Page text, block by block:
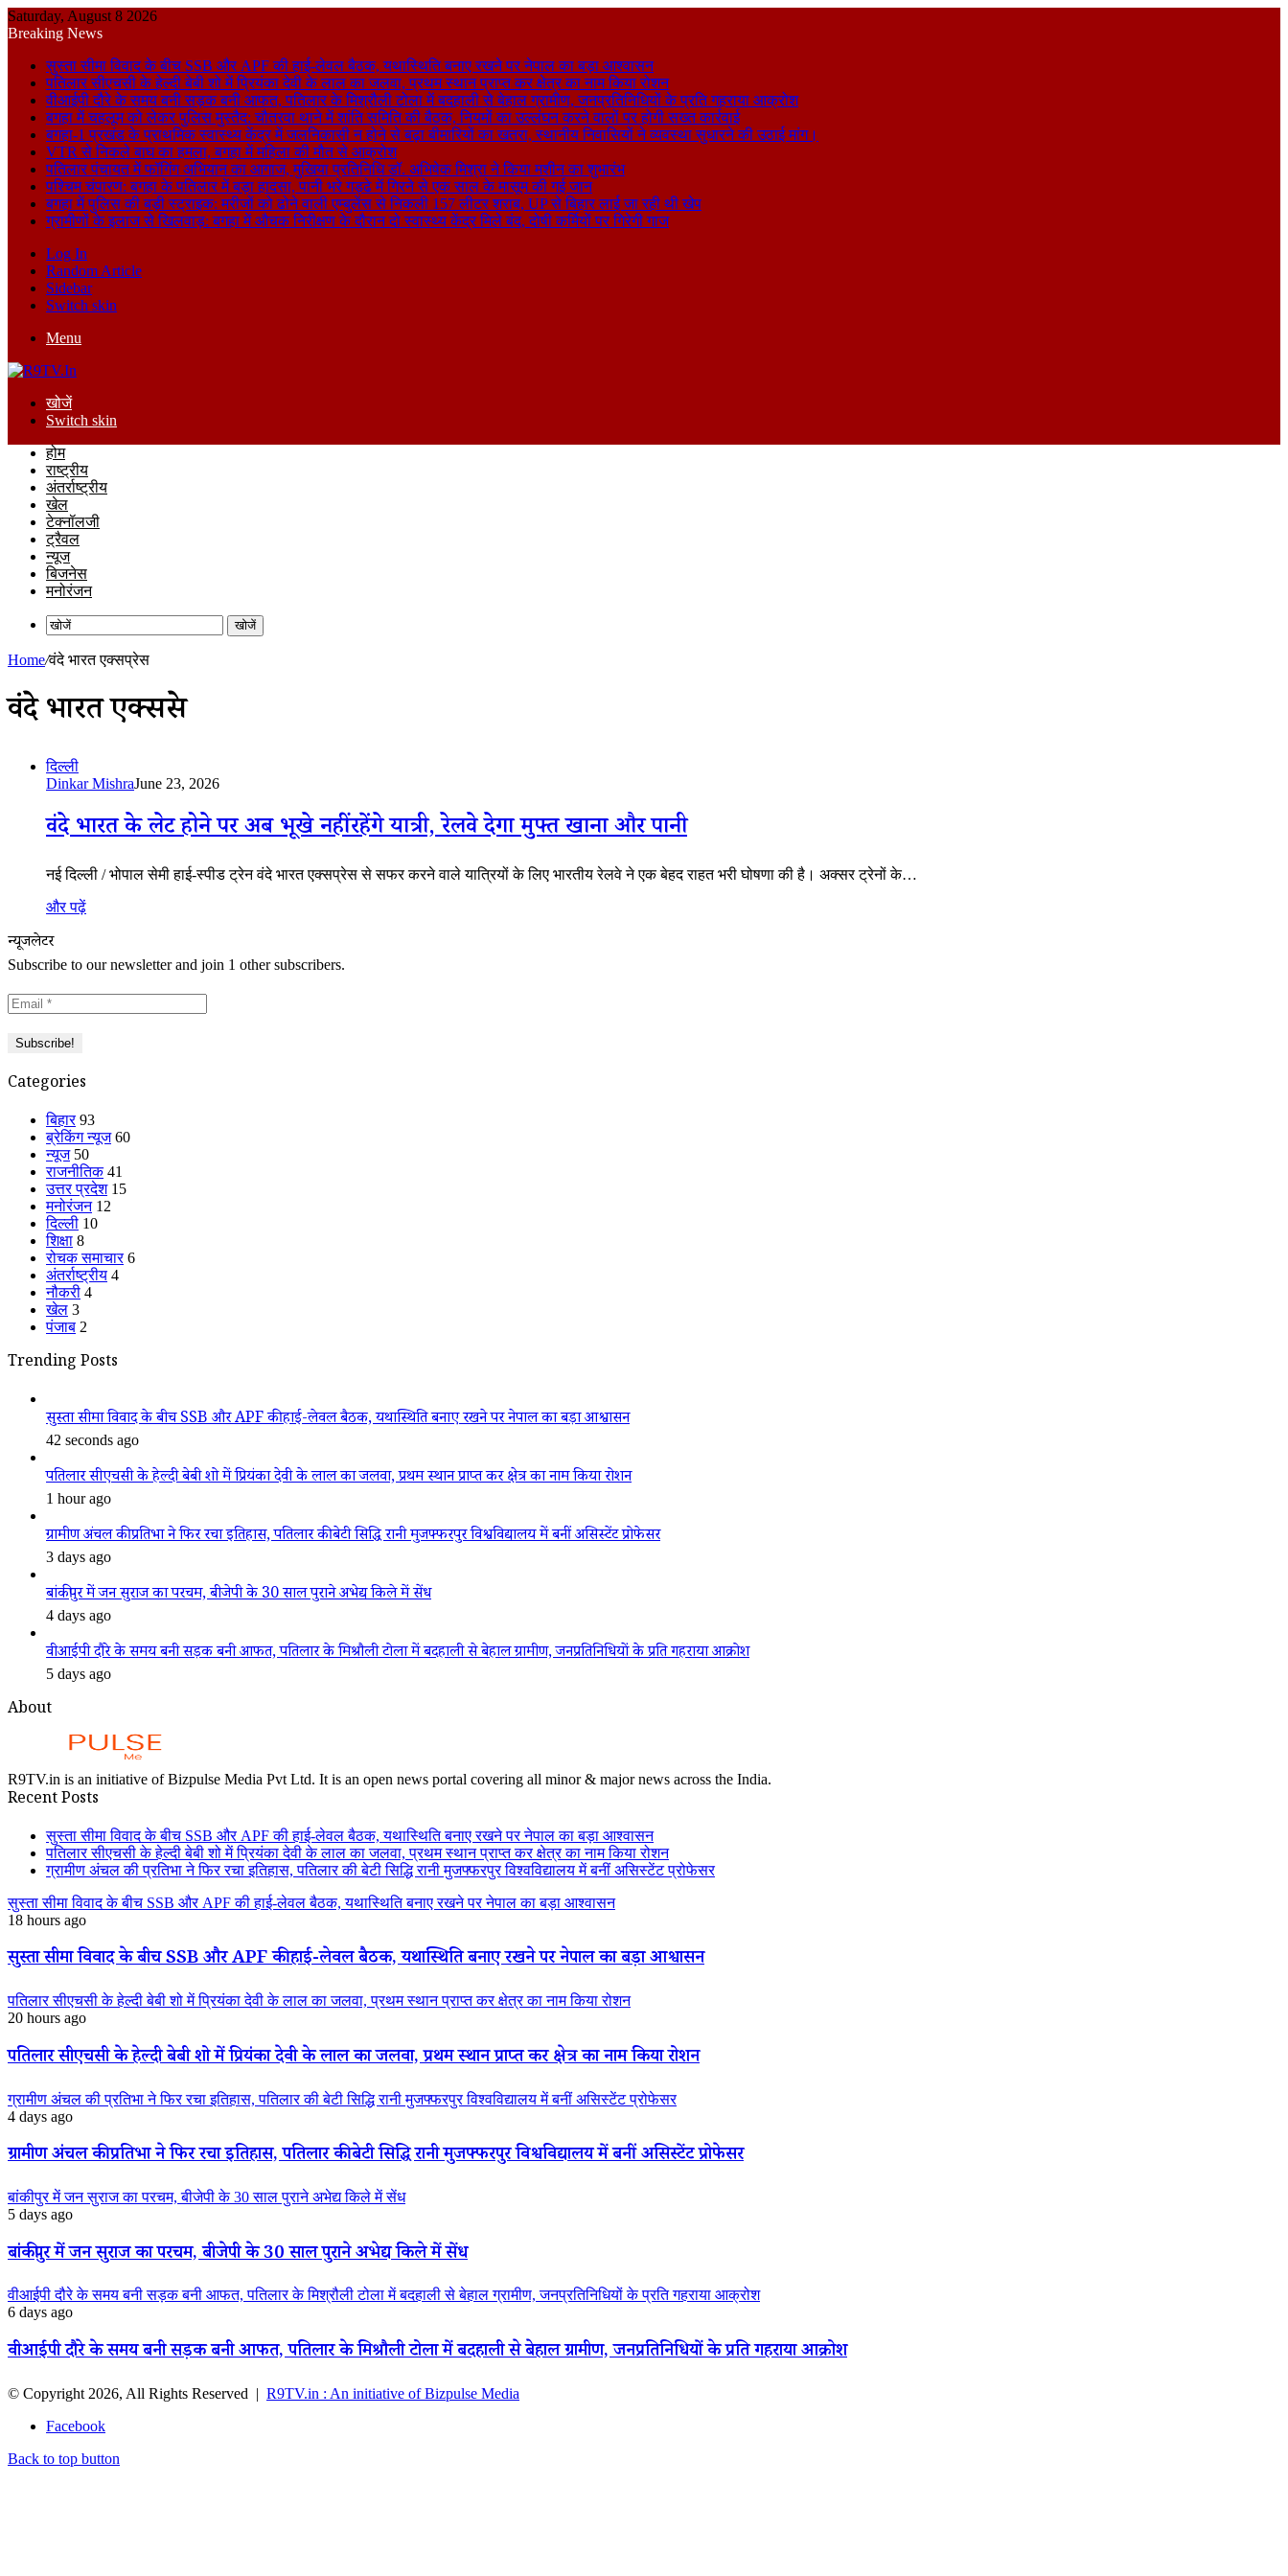
Saturday, August 8 2026
Breaking News
सुस्ता सीमा विवाद के बीच SSB और APF की हाई-लेवल बैठक, यथास्थिति बनाए रखने पर नेपाल का बड़ा आश्वासन
पतिलार सीएचसी के हेल्दी बेबी शो में प्रियंका देवी के लाल का जलवा, प्रथम स्थान प्राप्त कर क्षेत्र का नाम किया रोशन
वीआईपी दौरे के समय बनी सड़क बनी आफत, पतिलार के मिश्रौली टोला में बदहाली से बेहाल ग्रामीण, जनप्रतिनिधियों के प्रति गहराया आक्रोश
बगहा में चहलूम को लेकर पुलिस मुस्तैद: चौतरवा थाने में शांति समिति की बैठक, नियमों का उल्लंघन करने वालों पर होगी सख्त कार्रवाई
बगहा-1 प्रखंड के प्राथमिक स्वास्थ्य केंद्र में जलनिकासी न होने से बढ़ा बीमारियों का खतरा, स्थानीय निवासियों ने व्यवस्था सुधारने की उठाई मांग।
VTR से निकले बाघ का हमला, बगहा में महिला की मौत से आक्रोश
पतिलार पंचायत में फॉगिंग अभियान का आगाज, मुखिया प्रतिनिधि डॉ. अभिषेक मिश्रा ने किया मशीन का शुभारंभ
पश्चिम चंपारण: बगहा के पतिलार में बड़ा हादसा, पानी भरे गड्ढे में गिरने से एक साल के मासूम की गई जान
बगहा में पुलिस की बड़ी स्ट्राइक: मरीजों को ढोने वाली एम्बुलेंस से निकली 157 लीटर शराब, UP से बिहार लाई जा रही थी खेप
ग्रामीणों के इलाज से खिलवाड़: बगहा में औचक निरीक्षण के दौरान दो स्वास्थ्य केंद्र मिले बंद, दोषी कर्मियों पर गिरेगी गाज
Log In
Random Article
Sidebar
Switch skin
Menu
खोजें
Switch skin
होम
राष्ट्रीय
अंतर्राष्ट्रीय
खेल
टेक्नॉलजी
ट्रैवल
न्यूज
बिजनेस
मनोरंजन
खोजें
Home/वंदे भारत एक्सप्रेस
वंदे भारत एक्सप्रेस
दिल्ली
Dinkar MishraJune 23, 2026
वंदे भारत के लेट होने पर अब भूखे नहीं रहेंगे यात्री, रेलवे देगा मुफ्त खाना और पानी
नई दिल्ली / भोपाल सेमी हाई-स्पीड ट्रेन वंदे भारत एक्सप्रेस से सफर करने वाले यात्रियों के लिए भारतीय रेलवे ने एक बेहद राहत भरी घोषणा की है। अक्सर ट्रेनों के…
और पढ़ें
न्यूजलेटर
Subscribe to our newsletter and join 1 other subscribers.
Categories
बिहार 93
ब्रेकिंग न्यूज 60
न्यूज 50
राजनीतिक 41
उत्तर प्रदेश 15
मनोरंजन 12
दिल्ली 10
शिक्षा 8
रोचक समाचार 6
अंतर्राष्ट्रीय 4
नौकरी 4
खेल 3
पंजाब 2
Trending Posts
सुस्ता सीमा विवाद के बीच SSB और APF की हाई-लेवल बैठक, यथास्थिति बनाए रखने पर नेपाल का बड़ा आश्वासन
42 seconds ago
पतिलार सीएचसी के हेल्दी बेबी शो में प्रियंका देवी के लाल का जलवा, प्रथम स्थान प्राप्त कर क्षेत्र का नाम किया रोशन
1 hour ago
ग्रामीण अंचल की प्रतिभा ने फिर रचा इतिहास, पतिलार की बेटी सिद्धि रानी मुजफ्फरपुर विश्वविद्यालय में बनीं असिस्टेंट प्रोफेसर
3 days ago
बांकीपुर में जन सुराज का परचम, बीजेपी के 30 साल पुराने अभेद्य किले में सेंध
4 days ago
वीआईपी दौरे के समय बनी सड़क बनी आफत, पतिलार के मिश्रौली टोला में बदहाली से बेहाल ग्रामीण, जनप्रतिनिधियों के प्रति गहराया आक्रोश
5 days ago
About
R9TV.in is an initiative of Bizpulse Media Pvt Ltd. It is an open news portal covering all minor & major news across the India.
Recent Posts
सुस्ता सीमा विवाद के बीच SSB और APF की हाई-लेवल बैठक, यथास्थिति बनाए रखने पर नेपाल का बड़ा आश्वासन
पतिलार सीएचसी के हेल्दी बेबी शो में प्रियंका देवी के लाल का जलवा, प्रथम स्थान प्राप्त कर क्षेत्र का नाम किया रोशन
ग्रामीण अंचल की प्रतिभा ने फिर रचा इतिहास, पतिलार की बेटी सिद्धि रानी मुजफ्फरपुर विश्वविद्यालय में बनीं असिस्टेंट प्रोफेसर
सुस्ता सीमा विवाद के बीच SSB और APF की हाई-लेवल बैठक, यथास्थिति बनाए रखने पर नेपाल का बड़ा आश्वासन
18 hours ago
सुस्ता सीमा विवाद के बीच SSB और APF की हाई-लेवल बैठक, यथास्थिति बनाए रखने पर नेपाल का बड़ा आश्वासन
पतिलार सीएचसी के हेल्दी बेबी शो में प्रियंका देवी के लाल का जलवा, प्रथम स्थान प्राप्त कर क्षेत्र का नाम किया रोशन
20 hours ago
पतिलार सीएचसी के हेल्दी बेबी शो में प्रियंका देवी के लाल का जलवा, प्रथम स्थान प्राप्त कर क्षेत्र का नाम किया रोशन
ग्रामीण अंचल की प्रतिभा ने फिर रचा इतिहास, पतिलार की बेटी सिद्धि रानी मुजफ्फरपुर विश्वविद्यालय में बनीं असिस्टेंट प्रोफेसर
4 days ago
ग्रामीण अंचल की प्रतिभा ने फिर रचा इतिहास, पतिलार की बेटी सिद्धि रानी मुजफ्फरपुर विश्वविद्यालय में बनीं असिस्टेंट प्रोफेसर
बांकीपुर में जन सुराज का परचम, बीजेपी के 30 साल पुराने अभेद्य किले में सेंध
5 days ago
बांकीपुर में जन सुराज का परचम, बीजेपी के 30 साल पुराने अभेद्य किले में सेंध
वीआईपी दौरे के समय बनी सड़क बनी आफत, पतिलार के मिश्रौली टोला में बदहाली से बेहाल ग्रामीण, जनप्रतिनिधियों के प्रति गहराया आक्रोश
6 days ago
वीआईपी दौरे के समय बनी सड़क बनी आफत, पतिलार के मिश्रौली टोला में बदहाली से बेहाल ग्रामीण, जनप्रतिनिधियों के प्रति गहराया आक्रोश
© Copyright 2026, All Rights Reserved | R9TV.in : An initiative of Bizpulse Media
Facebook
Back to top button